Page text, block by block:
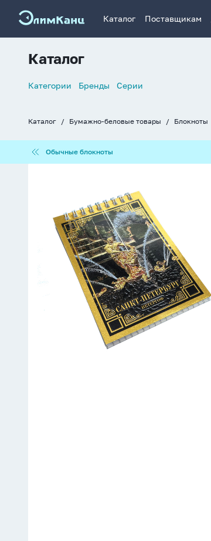
Каталог Поставщикам
Каталог
Список
Категории Бренды Серии
крошки
Каталог Бумажно-беловые товары Блокноты
блокноты
Обычные блокноты
гребень
"Петергоф
Самсон"
клетка,
металл+объем